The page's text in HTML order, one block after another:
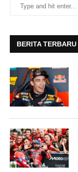
BERITA TERBARU